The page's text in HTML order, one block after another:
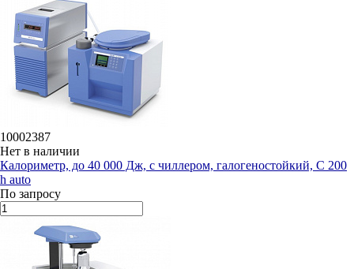
10002387
Нет в наличии
Калориметр, до 40 000 Дж, с чиллером, галогеностойкий, C 200
h auto
По запросу